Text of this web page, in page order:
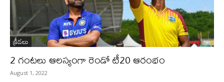
క్రీడలు
2 గంటలు ఆలస్యంగా రెండో టీ20 ఆరంభం
August 1, 2022